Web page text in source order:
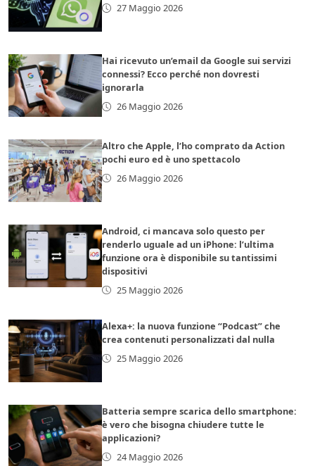
27 Maggio 2026
Hai ricevuto un’email da Google sui servizi
connessi? Ecco perché non dovresti
ignorarla
26 Maggio 2026
Altro che Apple, l’ho comprato da Action
pochi euro ed è uno spettacolo
26 Maggio 2026
Android, ci mancava solo questo per
renderlo uguale ad un iPhone: l’ultima
funzione ora è disponibile su tantissimi
dispositivi
25 Maggio 2026
Alexa+: la nuova funzione “Podcast” che
crea contenuti personalizzati dal nulla
25 Maggio 2026
Batteria sempre scarica dello smartphone:
è vero che bisogna chiudere tutte le
applicazioni?
24 Maggio 2026